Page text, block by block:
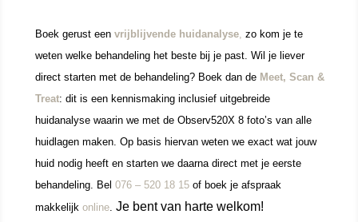
Boek gerust een vrijblijvende huidanalyse, zo kom je te
weten welke behandeling het beste bij je past. Wil je liever
direct starten met de behandeling? Boek dan de Meet, Scan &
Treat: dit is een kennismaking inclusief uitgebreide
huidanalyse waarin we met de Observ520X 8 foto’s van alle
huidlagen maken. Op basis hiervan weten we exact wat jouw
huid nodig heeft en starten we daarna direct met je eerste
behandeling. Bel 076 – 520 18 15of boek je afspraak
makkelijk online. Je bent van harte welkom!